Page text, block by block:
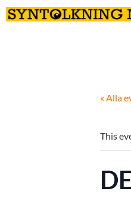
« Alla
This